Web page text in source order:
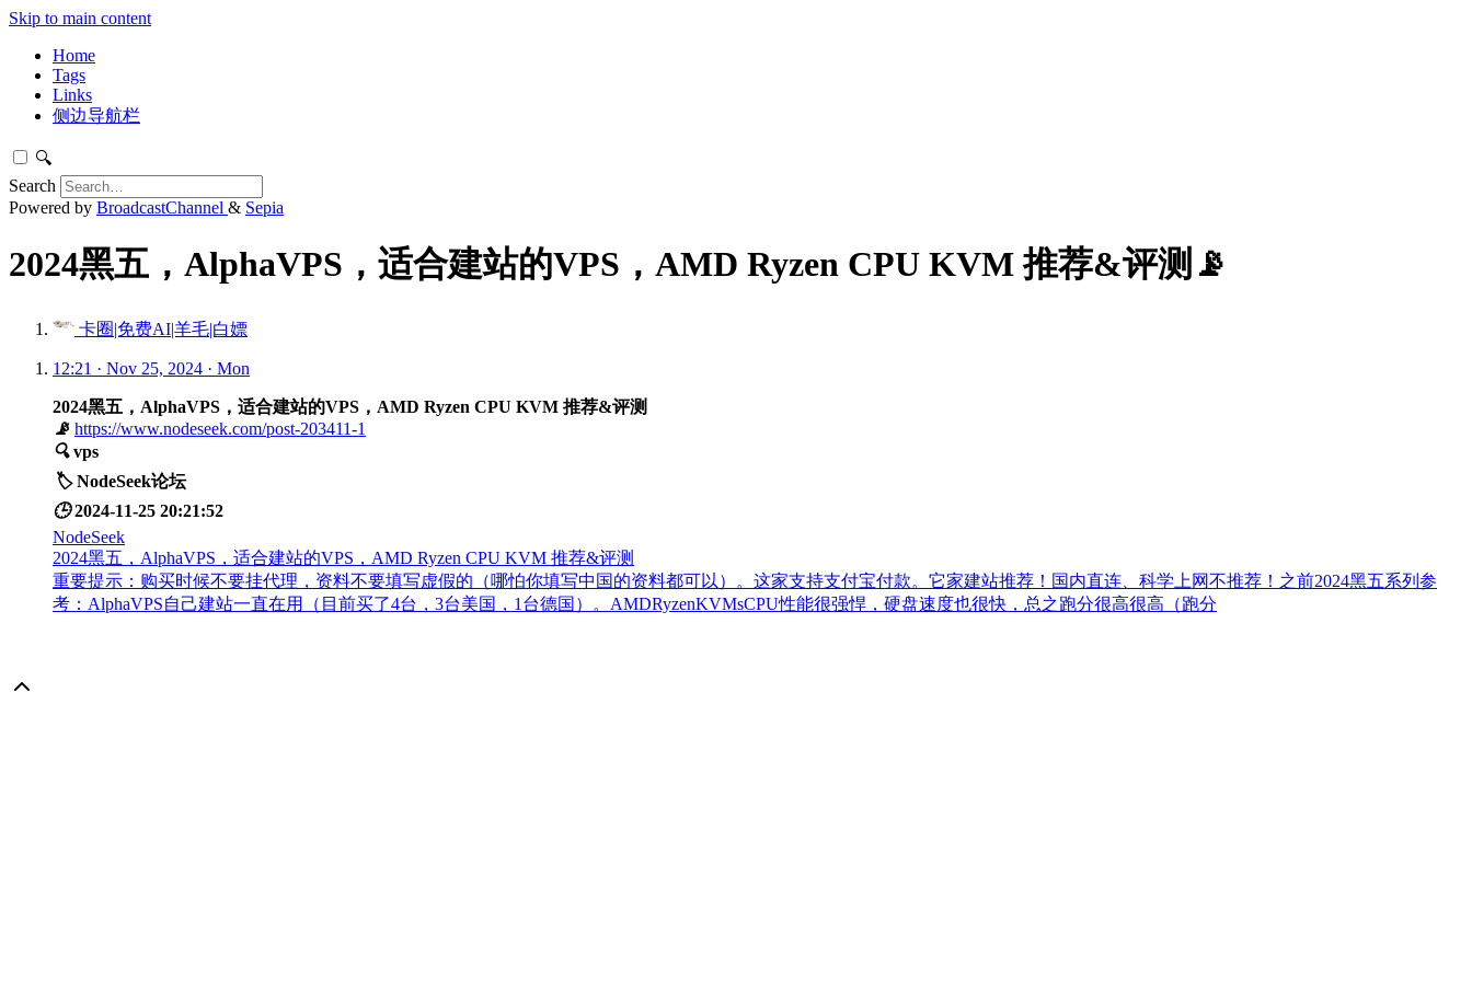
Skip to main content
Home
Tags
Links
侧边导航栏
🔍
Search
Powered by BroadcastChannel & Sepia
2024黑五，AlphaVPS，适合建站的VPS，AMD Ryzen CPU KVM 推荐&评测📡
卡圈|免费AI|羊毛|白嫖
12:21 · Nov 25, 2024 · Mon
2024黑五，AlphaVPS，适合建站的VPS，AMD Ryzen CPU KVM 推荐&评测
📡 https://www.nodeseek.com/post-203411-1
🔍 vps
🏷️ NodeSeek论坛
🕒 2024-11-25 20:21:52
NodeSeek
2024黑五，AlphaVPS，适合建站的VPS，AMD Ryzen CPU KVM 推荐&评测
重要提示：购买时候不要挂代理，资料不要填写虚假的（哪怕你填写中国的资料都可以）。这家支持支付宝付款。它家建站推荐！国内直连、科学上网不推荐！之前2024黑五系列参
考：AlphaVPS自己建站一直在用（目前买了4台，3台美国，1台德国）。AMDRyzenKVMsCPU性能很强悍，硬盘速度也很快，总之跑分很高很高（跑分